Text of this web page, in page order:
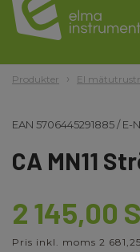
Produkter El
EAN 5706445291885/E-
CA MN11
2 145,00
Pris inkl. moms 2